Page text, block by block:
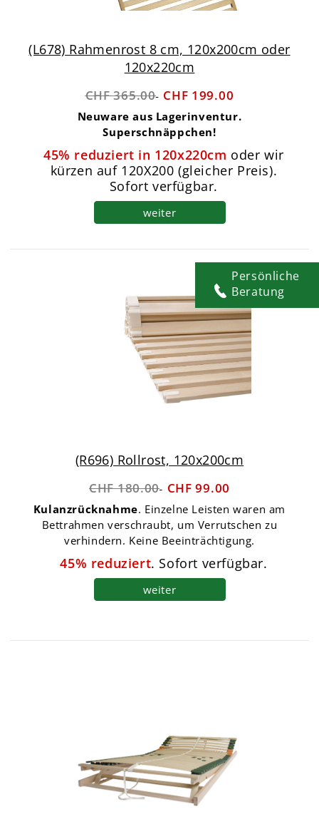
Persönliche
Beratung
(L678) Rahmenrost 8 cm, 120x200cm oder
120x220cm
CHF 365.00 CHF 199.00
Neuware aus Lagerinventur.
Superschnäppchen!
45% reduziert in 120x220cm oder wir
kürzen auf 120X200 (gleicher Preis).
Sofort verfügbar.
weiter
(R696) Rollrost, 120x200cm
CHF 180.00 CHF 99.00
Kulanzrücknahme. Einzelne Leisten waren am
Bettrahmen verschraubt, um Verrutschen zu
verhindern. Keine Beeinträchtigung.
45% reduziert. Sofort verfügbar.
weiter